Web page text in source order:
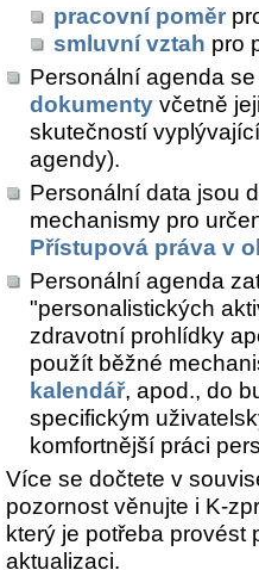
pracovní poměr
smluvní vztah pro
Personální agenda
dokumenty včetně
skutečností
agendy).
Personální data jsou
mechanismy pro
Přístupová práva v
Personální agenda
"personalistických
zdravotní prohlídky
použít běžné
kalendář, apod., do
specifickým
komfortnější práci
Více se dočtete v
pozornost věnujte i K-
který je potřeba provést
aktualizaci.